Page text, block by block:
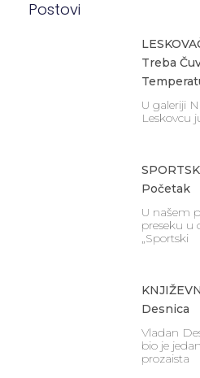
Postovi
Treba
U galeriji
Leskovcu
Početak
U našem
preseku u
„Sportski
Desnica
Vladan
bio je
prozaista